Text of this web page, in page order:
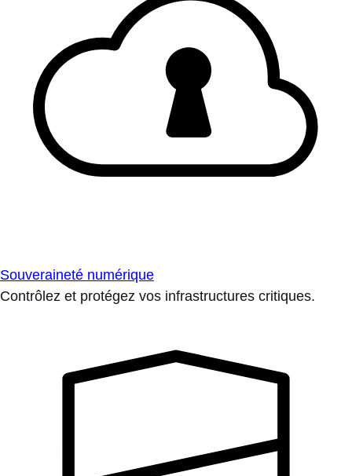
Souveraineté numérique
Contrôlez et protégez vos infrastructures critiques.